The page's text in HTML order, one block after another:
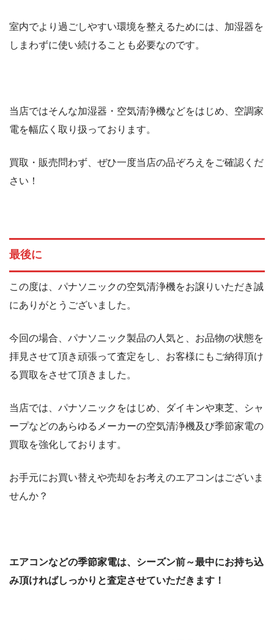
室内でより過ごしやすい環境を整えるためには、加湿器を
しまわずに使い続けることも必要なのです。
当店ではそんな加湿器・空気清浄機などをはじめ、空調家
電を幅広く取り扱っております。
買取・販売問わず、ぜひ一度当店の品ぞろえをご確認くだ
さい！
最後に
この度は、パナソニックの空気清浄機をお譲りいただき誠
にありがとうございました。
今回の場合、パナソニック製品の人気と、お品物の状態を
拝見させて頂き頑張って査定をし、お客様にもご納得頂け
る買取をさせて頂きました。
当店では、パナソニックをはじめ、ダイキンや東芝、シャ
ープなどのあらゆるメーカーの空気清浄機及び季節家電の
買取を強化しております。
お手元にお買い替えや売却をお考えのエアコンはございま
せんか？
エアコンなどの季節家電は、シーズン前～最中にお持ち込
み頂ければしっかりと査定させていただきます！